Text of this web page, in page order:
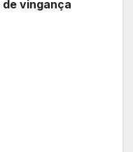
vingança